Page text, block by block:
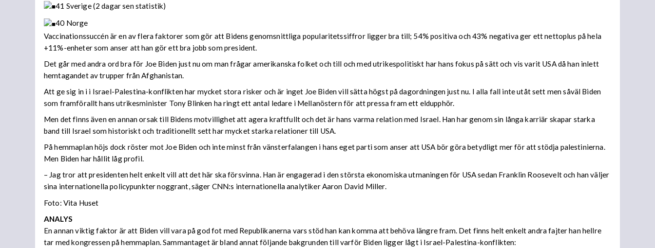
41 Sverige (2 dagar sen statistik)
40 Norge
Vaccinationssuccén är en av flera faktorer som gör att Bidens genomsnittliga popularitetssiffror ligger bra till; 54% positiva och 43% negativa ger ett nettoplus på hela
+11%-enheter som anser att han gör ett bra jobb som president.
Det går med andra ord bra för Joe Biden just nu om man frågar amerikanska folket och till och med utrikespolitiskt har hans fokus på sätt och vis varit USA då han inlett
hemtagandet av trupper från Afghanistan.
Att ge sig in i i Israel-Palestina-konflikten har mycket stora risker och är inget Joe Biden vill sätta högst på dagordningen just nu. I alla fall inte utåt sett men såväl Biden
som framförallt hans utrikesminister Tony Blinken ha ringt ett antal ledare i Mellanöstern för att pressa fram ett eldupphör.
Men det finns även en annan orsak till Bidens motvillighet att agera kraftfullt och det är hans varma relation med Israel. Han har genom sin långa karriär skapar starka
band till Israel som historiskt och traditionellt sett har mycket starka relationer till USA.
På hemmaplan höjs dock röster mot Joe Biden och inte minst från vänsterfalangen i hans eget parti som anser att USA bör göra betydligt mer för att stödja palestinierna.
Men Biden har hållit låg profil.
– Jag tror att presidenten helt enkelt vill att det här ska försvinna. Han är engagerad i den största ekonomiska utmaningen för USA sedan Franklin Roosevelt och han väljer
sina internationella policypunkter noggrant, säger CNN:s internationella analytiker Aaron David Miller.
Foto: Vita Huset
ANALYS
En annan viktig faktor är att Biden vill vara på god fot med Republikanerna vars stöd han kan komma att behöva längre fram. Det finns helt enkelt andra fajter han hellre
tar med kongressen på hemmaplan. Sammantaget är bland annat följande bakgrunden till varför Biden ligger lågt i Israel-Palestina-konflikten: